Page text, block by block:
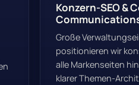
Konzern-SEO &
Große
positionieren wir
alle Markenseiten
klarer Themen-